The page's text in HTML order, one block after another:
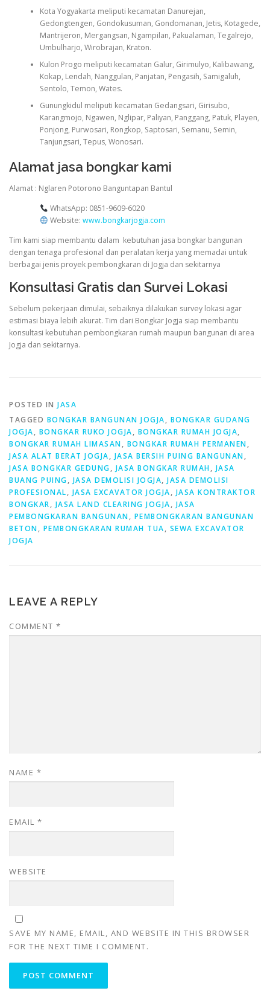
Kota Yogyakarta meliputi kecamatan Danurejan,
Gedongtengen, Gondokusuman, Gondomanan, Jetis, Kotagede,
Mantrijeron, Mergangsan, Ngampilan, Pakualaman, Tegalrejo,
Umbulharjo, Wirobrajan, Kraton.
Kulon Progo meliputi kecamatan Galur, Girimulyo, Kalibawang,
Kokap, Lendah, Nanggulan, Panjatan, Pengasih, Samigaluh,
Sentolo, Temon, Wates.
Gunungkidul meliputi kecamatan Gedangsari, Girisubo,
Karangmojo, Ngawen, Nglipar, Paliyan, Panggang, Patuk, Playen,
Ponjong, Purwosari, Rongkop, Saptosari, Semanu, Semin,
Tanjungsari, Tepus, Wonosari.
Alamat jasa bongkar kami
Alamat : Nglaren Potorono Banguntapan Bantul
WhatsApp: 0851-9609-6020
Website: www.bongkarjogja.com
Tim kami siap membantu dalam kebutuhan jasa bongkar bangunan
dengan tenaga profesional dan peralatan kerja yang memadai untuk
berbagai jenis proyek pembongkaran di Jogja dan sekitarnya
Konsultasi Gratis dan Survei Lokasi
Sebelum pekerjaan dimulai, sebaiknya dilakukan survey lokasi agar
estimasi biaya lebih akurat. Tim dari Bongkar Jogja siap membantu
konsultasi kebutuhan pembongkaran rumah maupun bangunan di area
Jogja dan sekitarnya.
POSTED IN JASA
TAGGED BONGKAR BANGUNAN JOGJA, BONGKAR GUDANG
JOGJA, BONGKAR RUKO JOGJA, BONGKAR RUMAH JOGJA,
BONGKAR RUMAH LIMASAN, BONGKAR RUMAH PERMANEN,
JASA ALAT BERAT JOGJA, JASA BERSIH PUING BANGUNAN,
JASA BONGKAR GEDUNG, JASA BONGKAR RUMAH, JASA
BUANG PUING, JASA DEMOLISI JOGJA, JASA DEMOLISI
PROFESIONAL, JASA EXCAVATOR JOGJA, JASA KONTRAKTOR
BONGKAR, JASA LAND CLEARING JOGJA, JASA
PEMBONGKARAN BANGUNAN, PEMBONGKARAN BANGUNAN
BETON, PEMBONGKARAN RUMAH TUA, SEWA EXCAVATOR
JOGJA
LEAVE A REPLY
COMMENT *
NAME *
EMAIL *
WEBSITE
SAVE MY NAME, EMAIL, AND WEBSITE IN THIS BROWSER
FOR THE NEXT TIME I COMMENT.